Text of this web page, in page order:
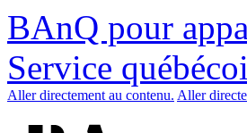
BAnQ pour
Service
Aller directement au contenu. Aller